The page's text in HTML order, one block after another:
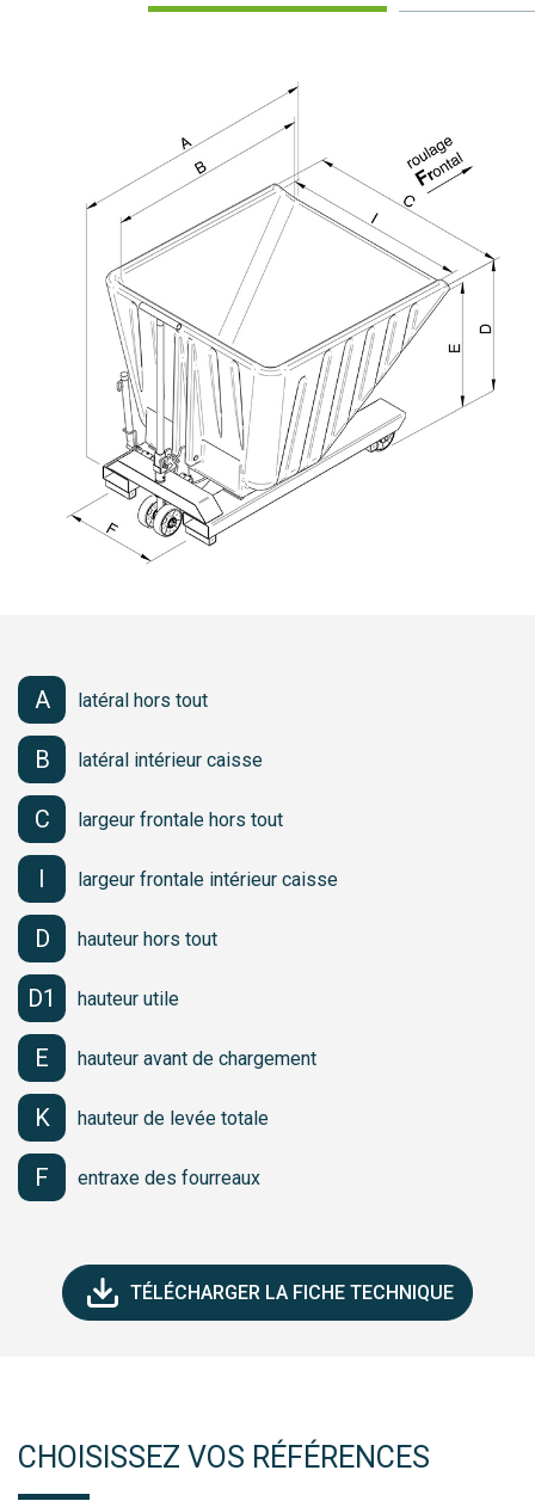
Basculement et retour automatique par inclinaison du
Déclenchement automatique du basculement par contact
et manuel par levier
Prise fourches dans fourreaux section int. 170 x 70 mm
et entraxe (F) 560 mm
Modèle sans roues (pas de passage transpalette)
Modèle sur roues équipé de 2 roues fixes et 2 roues
jumelées Ø160 alu/polyuréthane avec timon directionnel
– roulage frontal
Livrée avec 1 chaîne de sécurité
Benne auto basculante
nylon chape inox, timon attelage
A latéral hors tout
B latéral intérieur caisse
C largeur frontale hors tout
I largeur frontale intérieur caisse
D hauteur hors tout
D1 hauteur utile
E hauteur avant de chargement
K hauteur de levée totale
F entraxe des fourreaux
TÉLÉCHARGER LA FICHE TECHNIQUE
CHOISISSEZ VOS RÉFÉRENCES